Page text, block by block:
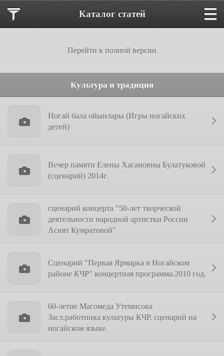
Каталог статей
Перейти к полной версии
Культура и традиция
Ногай бала ойынлары (Игры ногайских
детей)
Вечер памяти Елены Хасановны Булатуковой
(сценарий) 2014г.
сценарий концерта "50-лет творческой
деятельности народной артистки России
Асият Кумратовой"
Сценарий "Первая Ярмарка в Ногайском
районе КЧР" концертная программа.2010 год.
60-летие Магомеда Утемисова
Засл.работника культуры КЧР. сценарий на
ногайском языке.